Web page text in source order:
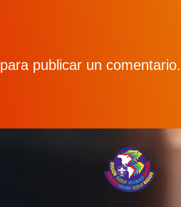
para publicar un comentario.